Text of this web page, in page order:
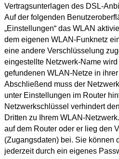
Vertragsunterlagen des DSL-
Auf der folgenden
„Einstellungen“ das WLAN
dem eigenen WLAN-Funknetz
eine andere Verschlüsselung
eingestellte Netzwerk-Name
gefundenen WLAN-Netze in
Abschließend muss der
unter Einstellungen im Router
Netzwerkschlüssel verhindert
Dritten zu Ihrem WLAN-
auf dem Router oder er lieg den
(Zugangsdaten) bei. Sie können
jederzeit durch ein eigenes